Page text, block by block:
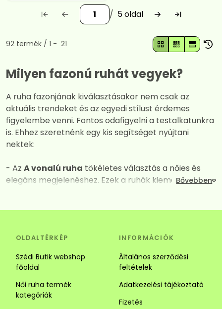
5
Összes termék a kategóriában
92 termék 1 21
Milyen fazonú ruhát vegyek?
A ruha fazonjának kiválasztásakor nem csak az
aktuális trendeket és az egyedi stílust érdemes
figyelembe venni. Fontos odafigyelni a testalkatunkra
is. Ehhez szeretnénk egy kis segítséget nyújtani
nektek:
- Az A vonalú ruha tökéletes választás a nőies és
elegáns megjelenéshez. Ezek a ruhák kiemelik a
kombinációja garantálja a maximális kényelmet és a
vonzó megjelenést. Tökéletes választás alkalomra és
hétköznapra is.
- AzIngruhaegy igazi jolly joker darab. Számos stílus
közül választhatsz. Az ingruhák ideálisak a laza és
OLDALTÉRKÉP
Szédi Butik webshop
főoldal
Női ruha termék
kategóriák
INFORMÁCIÓK
Általános szerződési
feltételek
Adatkezelési tájékoztató
Fizetés